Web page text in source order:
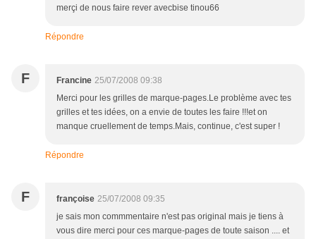
merçi de nous faire rever avecbise tinou66
Répondre
F Francine 25/07/2008 09:38
Merci pour les grilles de marque-pages.Le problème avec tes
grilles et tes idées, on a envie de toutes les faire !!!et on
manque cruellement de temps.Mais, continue, c'est super !
Répondre
F françoise 25/07/2008 09:35
je sais mon commmentaire n'est pas original mais je tiens à
vous dire merci pour ces marque-pages de toute saison .... et